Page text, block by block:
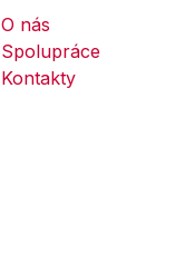
O nás
Spolupráce
Kontakty